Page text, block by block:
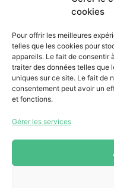
cookies
Pour offrir les meilleures
telles que les cookies pour
appareils. Le fait de consentir
traiter des données telles que
uniques sur ce site. Le fait de
consentement peut avoir un
et fonctions.
Gérer les services
255,